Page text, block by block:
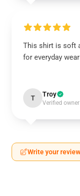
This shirt is soft
for everyday
T Troy
Verified owner
Write your review